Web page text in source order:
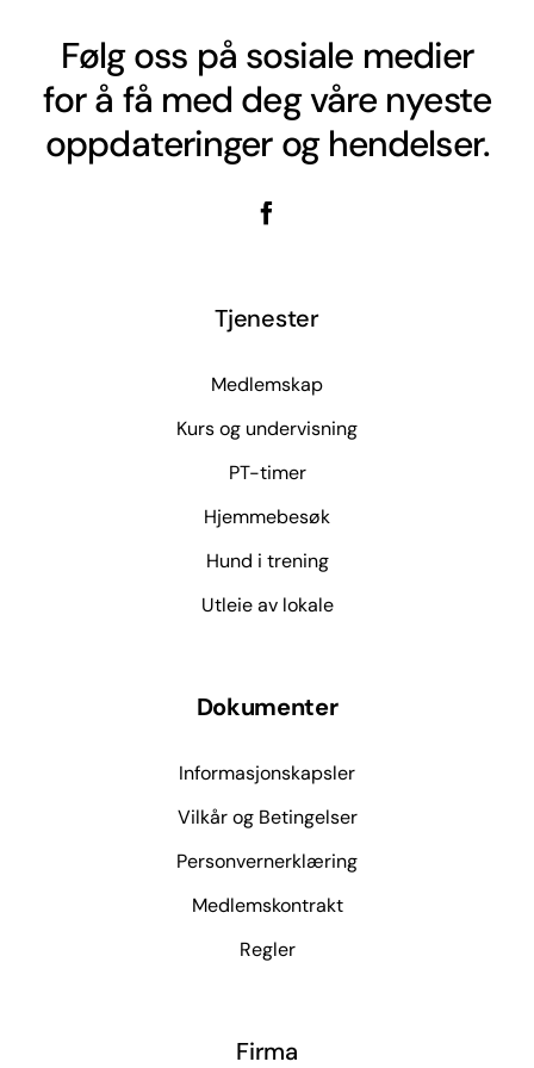
Følg oss på sosiale medier
for å få med deg våre nyeste
oppdateringer og hendelser.
Tjenester
Medlemskap
Kurs og undervisning
PT-timer
Hjemmebesøk
Hund i trening
Utleie av lokale
Dokumenter
Informasjonskapsler
Vilkår og Betingelser
Personvernerklæring
Medlemskontrakt
Regler
Firma